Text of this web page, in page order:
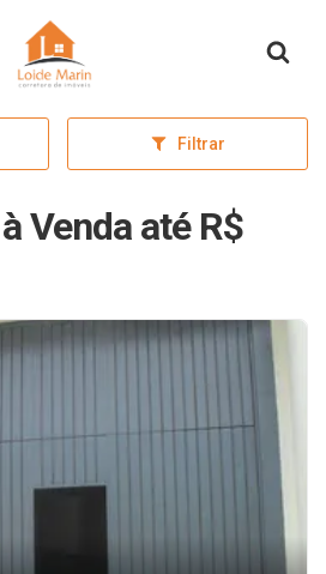
Página inicial
Filtrar
Venda até R$